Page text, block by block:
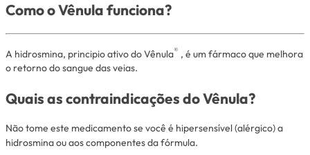
Como o Vênula funciona?
A hidrosmina, principio ativo do Vênula® , é um fármaco que melhora
o retorno do sangue das veias.
Quais as contraindicações do Vênula?
Não tome este medicamento se você é hipersensível (alérgico) a
hidrosmina ou aos componentes da fórmula.